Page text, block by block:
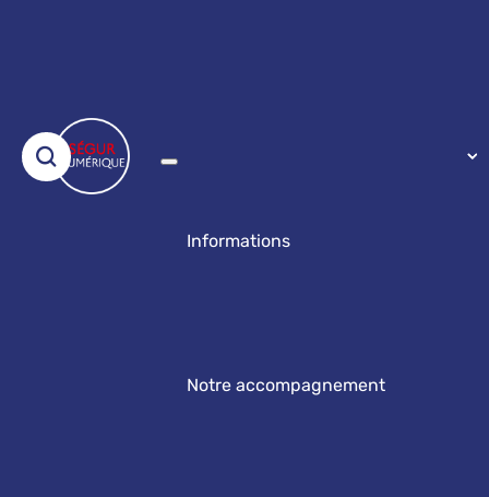
Informations
Notre accompagnement